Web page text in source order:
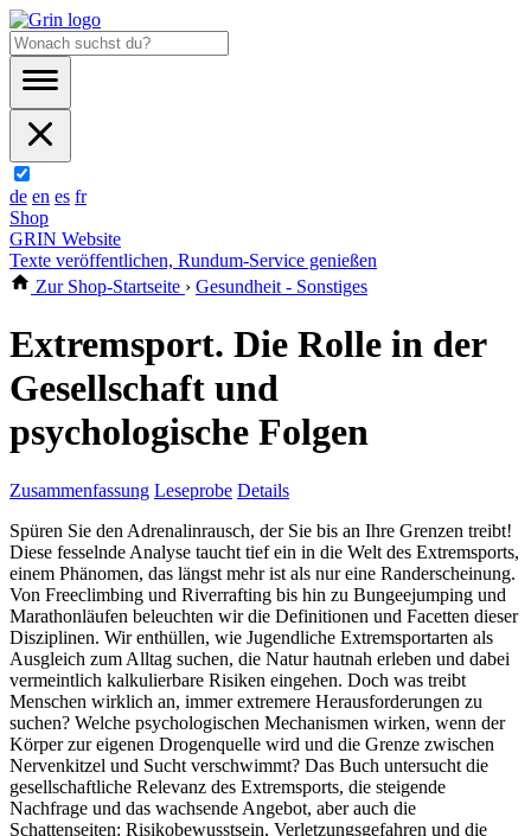
de en es fr
Shop
GRIN Website
Texte veröffentlichen, Rundum-Service genießen
Zur Shop-Startseite › Gesundheit - Sonstiges
Extremsport. Die Rolle in der
Gesellschaft und
psychologische Folgen
Zusammenfassung Leseprobe Details
Spüren Sie den Adrenalinrausch, der Sie bis an Ihre Grenzen treibt!
Diese fesselnde Analyse taucht tief ein in die Welt des Extremsports,
einem Phänomen, das längst mehr ist als nur eine Randerscheinung.
Von Freeclimbing und Riverrafting bis hin zu Bungeejumping und
Marathonläufen beleuchten wir die Definitionen und Facetten dieser
Disziplinen. Wir enthüllen, wie Jugendliche Extremsportarten als
Ausgleich zum Alltag suchen, die Natur hautnah erleben und dabei
vermeintlich kalkulierbare Risiken eingehen. Doch was treibt
Menschen wirklich an, immer extremere Herausforderungen zu
suchen? Welche psychologischen Mechanismen wirken, wenn der
Körper zur eigenen Drogenquelle wird und die Grenze zwischen
Nervenkitzel und Sucht verschwimmt? Das Buch untersucht die
gesellschaftliche Relevanz des Extremsports, die steigende
Nachfrage und das wachsende Angebot, aber auch die
Schattenseiten: Risikobewusstsein, Verletzungsgefahren und die